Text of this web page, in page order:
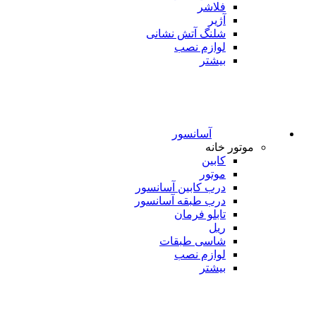
فلاشر
آژیر
شلنگ آتش نشانی
لوازم نصب
بیشتر
آسانسور
موتور خانه
کابین
موتور
درب کابین آسانسور
درب طبقه آسانسور
تابلو فرمان
ریل
شاسی طبقات
لوازم نصب
بیشتر